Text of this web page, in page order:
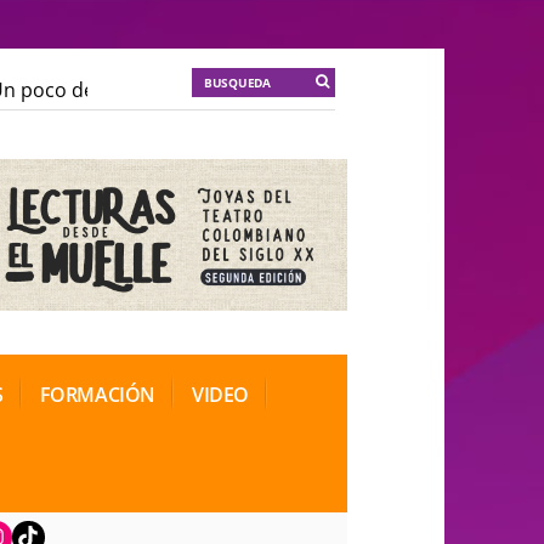
de locura para la cordura
de Teatro Rosa
FORMACIÓN VIDEO
TikTok